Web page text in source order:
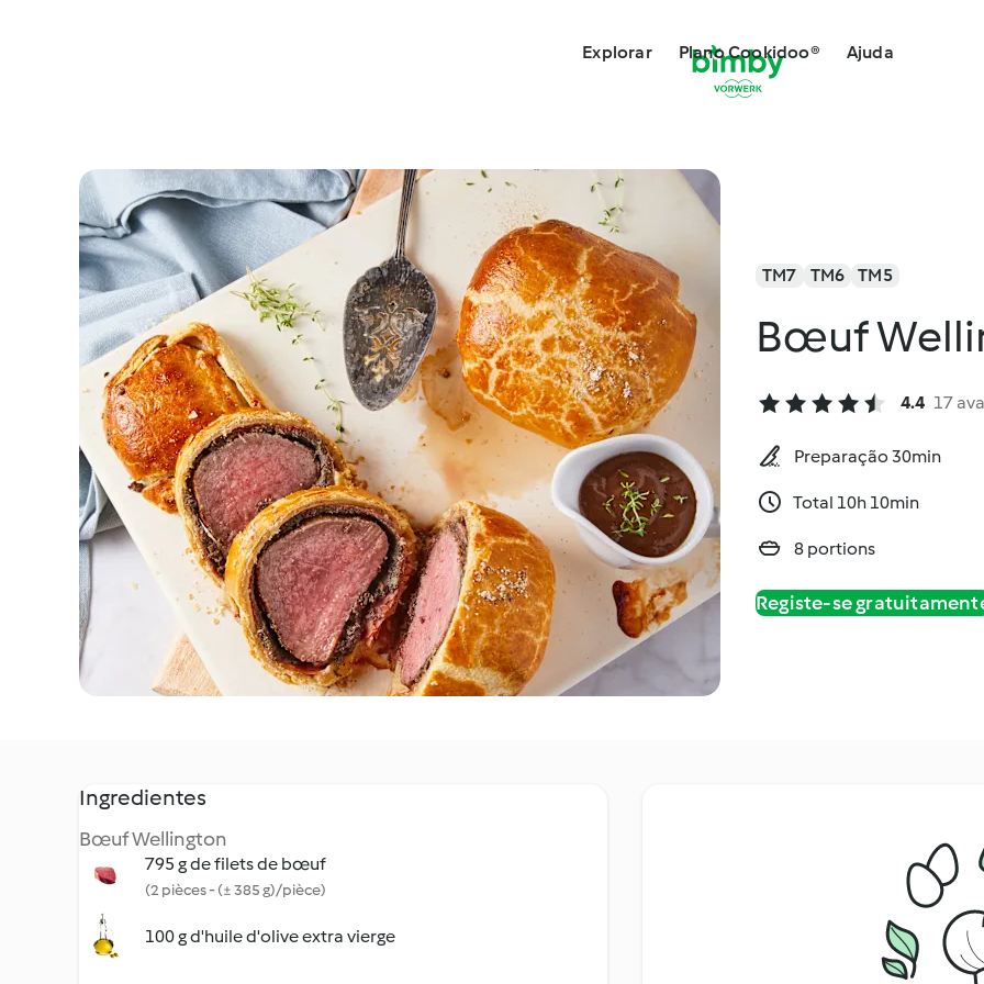
Explorar Plano Cookidoo® Ajuda
TM7 TM6 TM5
Bœuf
4.4 17
Preparação 30min
Total 10h 10min
8 portions
Registe-se
Ingredientes
Bœuf Wellington
795 g de filets de bœuf
(2 pièces - (± 385 g)/pièce)
100 g d'huile d'olive extra vierge